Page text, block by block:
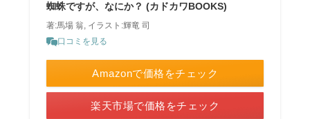
蜘蛛ですが、なにか？ (カドカワBOOKS)
著:馬場 翁, イラスト:輝竜 司
口コミを見る
Amazonで価格をチェック
楽天市場で価格をチェック